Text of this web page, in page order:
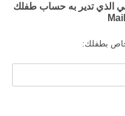
الذي تدير به حساب طفلك